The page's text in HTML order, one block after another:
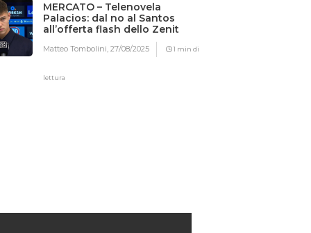
MERCATO – Telenovela
Palacios: dal no al Santos
all’offerta flash dello Zenit
Matteo Tombolini,27/08/2025 1 min di
lettura